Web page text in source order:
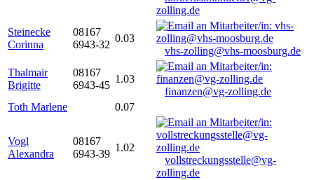
zolling.de
Steinecke
Corinna
08167
6943-32
0.03
vhs-zolling@vhs-moosburg.de
Thalmair
Brigitte
08167
6943-45
1.03
finanzen@vg-zolling.de
Toth Marlene
0.07
Vogl
Alexandra
08167
6943-39
1.02
vollstreckungsstelle@vg-
zolling.de